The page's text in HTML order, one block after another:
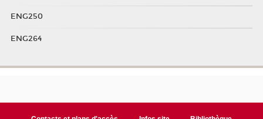
ENG250
ENG264